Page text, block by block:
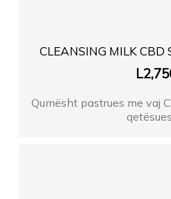
CLEANSING MILK CBD
L
Qumësht pastrues me vaj